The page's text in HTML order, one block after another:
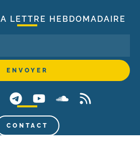
LETTRE HEBDOMADAIRE
CONTACT